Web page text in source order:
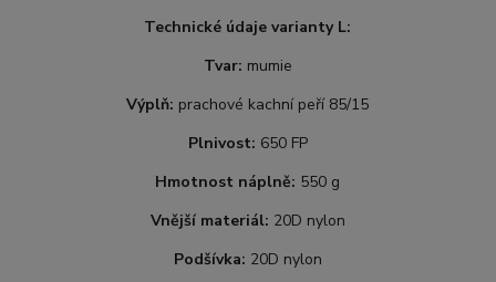
Technické údaje varianty L:
Tvar: mumie
Výplň: prachové kachní peří 85/15
Plnivost: 650 FP
Hmotnost náplně: 550 g
Vnější materiál: 20D nylon
Podšívka: 20D nylon